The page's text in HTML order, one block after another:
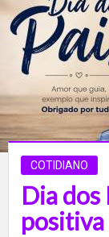
COTIDIANO
Dia dos
positiva